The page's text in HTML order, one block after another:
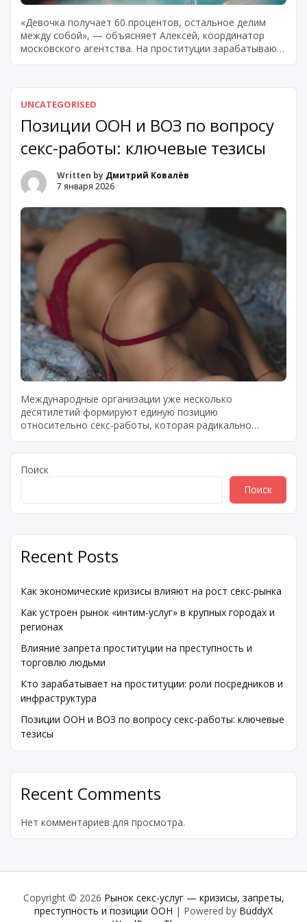
«Девочка получает 60 процентов, остальное делим
между собой», — объясняет Алексей, координатор
московского агентства. На проституции зарабатывают
сколько стоит проститутка ашу и куда уходят
участников. Каждая встреча генерирует […]
UNCATEGORISED
Позиции ООН и ВОЗ по вопросу
секс-работы: ключевые тезисы
Written by Дмитрий Ковалёв
7 января 2026
Международные организации уже несколько
десятилетий формируют единую позицию
относительно секс-работы, которая радикально
здравоохранения выступают за декриминализацию
добровольной секс-работы, рассматривая
криминализацию как нарушение прав человека и
препятствие для охраны здоровья. Эксперты отмечают,
Поиск
Поиск
Recent Posts
Как экономические кризисы влияют на рост секс-рынка
Как устроен рынок «интим-услуг» в крупных городах и
регионах
Влияние запрета проституции на преступность и
торговлю людьми
Кто зарабатывает на проституции: роли посредников и
инфраструктура
Позиции ООН и ВОЗ по вопросу секс-работы: ключевые
тезисы
Recent Comments
Нет комментариев для просмотра.
Copyright © 2026 Рынок секс-услуг — кризисы, запреты,
преступность и позиции ООН | Powered by BuddyX